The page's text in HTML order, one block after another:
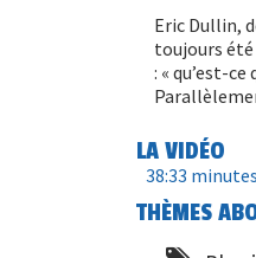
Eric Dullin,
toujours
: « qu’est-
LA VIDÉO
38:33
THÈMES